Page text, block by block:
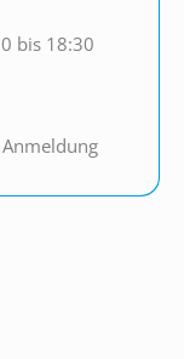
bis 18:30